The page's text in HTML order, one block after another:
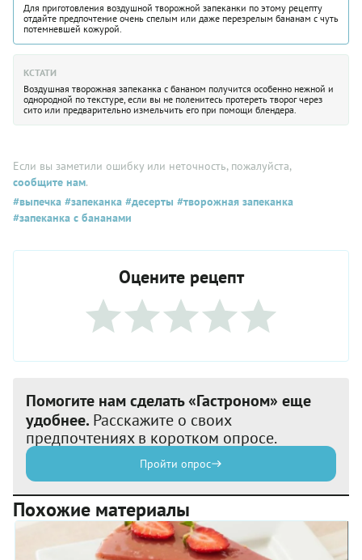
Для приготовления воздушной творожной запеканки по этому рецепту
отдайте предпочтение очень спелым или даже перезрелым бананам с чуть
потемневшей кожурой.
КСТАТИ
Воздушная творожная запеканка с бананом получится особенно нежной и
однородной по текстуре, если вы не поленитесь протереть творог через
сито или предварительно измельчить его при помощи блендера.
Если вы заметили ошибку или неточность, пожалуйста,
сообщите нам.
#выпечка #запеканка #десерты #творожная запеканка
#запеканка с бананами
Оцените рецепт
Помогите нам сделать «Гастроном» еще
удобнее. Расскажите о своих
предпочтениях в коротком опросе.
Пройти опрос
Похожие материалы